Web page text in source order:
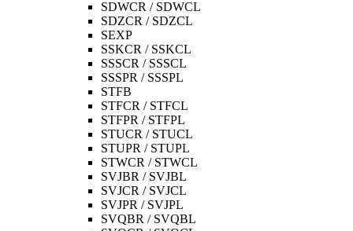
SDWCR / SDWCL
SDZCR / SDZCL
SEXP
SSKCR / SSKCL
SSSCR / SSSCL
SSSPR / SSSPL
STFB
STFCR / STFCL
STFPR / STFPL
STUCR / STUCL
STUPR / STUPL
STWCR / STWCL
SVJBR / SVJBL
SVJCR / SVJCL
SVJPR / SVJPL
SVQBR / SVQBL